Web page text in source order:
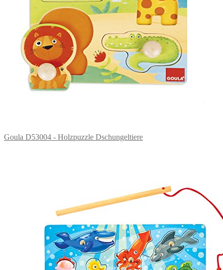
Goula D53004 - Holzpuzzle Dschungeltiere